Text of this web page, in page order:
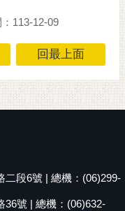
113-12-09
回最上面
二段6號 | 總機：(06)299-
36號 | 總機：(06)632-